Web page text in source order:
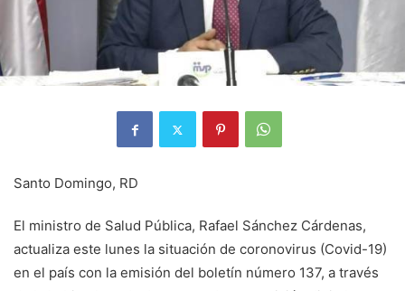
Santo Domingo, RD
El ministro de Salud Pública, Rafael Sánchez Cárdenas,
actualiza este lunes la situación de coronovirus (Covid-19)
en el país con la emisión del boletín número 137, a través